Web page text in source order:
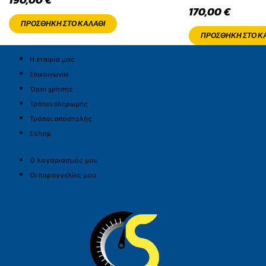
ΠΡΟΣΘΉΚΗ ΣΤΟ ΚΑΛΆΘΙ
170,00€
ΠΡΟΣΘΉΚΗ ΣΤΟ
Η εταιρία μας
Επικοινωνία
Όροι χρήσης
Τρόποι πληρωμής
Τρόποι αποστολής
Eshop
Ο λογαριασμός μου
Οι παραγγελίες μου